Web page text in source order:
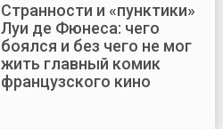
Странности и «пунктики»
Луи де Фюнеса: чего
боялся и без чего не мог
жить главный комик
французского кино